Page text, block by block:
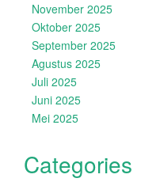
November 2025
Oktober 2025
September 2025
Agustus 2025
Juli 2025
Juni 2025
Mei 2025
Categories